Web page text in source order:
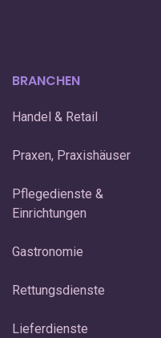
BRANCHEN
Handel & Retail
Praxen, Praxishäuser
Pflegedienste &
Einrichtungen
Gastronomie
Rettungsdienste
Lieferdienste